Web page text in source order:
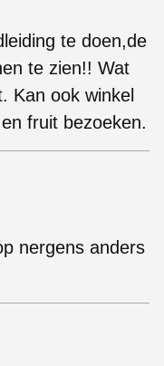
te doen,de
te zien!! Wat
Kan ook winkel
fruit bezoeken.
nergens anders